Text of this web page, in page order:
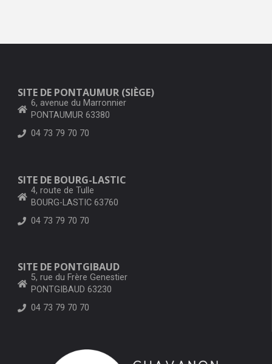
SITE DE PONTAUMUR (SIÈGE)
6, avenue du Marronnier
PONTAUMUR 63380
04 73 79 70 70
SITE DE BOURG-LASTIC
4, route de Tulle
BOURG-LASTIC 63760
04 73 79 70 70
SITE DE PONTGIBAUD
5, rue du Frère Genestier
PONTGIBAUD 63230
04 73 79 70 70